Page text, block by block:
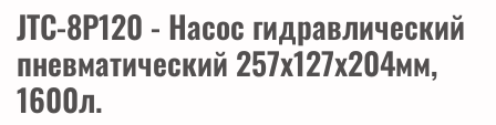
JTC-8P120 - Насос гидравлический
пневматический 257х127х204мм,
1600л.